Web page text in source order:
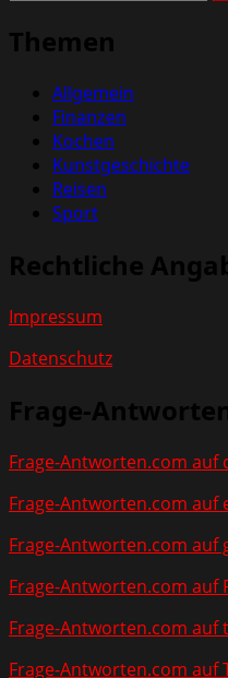
Themen
Allgemein
Finanzen
Kochen
Kunstgeschichte
Reisen
Sport
Rechtliche
Impressum
Datenschutz
Frage-
Frage-Antworten.com auf
Frage-Antworten.com auf
Frage-Antworten.com auf
Frage-Antworten.com auf
Frage-Antworten.com auf
Frage-Antworten.com auf